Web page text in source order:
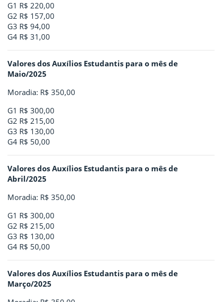
G1 R$ 220,00
G2 R$ 157,00
G3 R$ 94,00
G4 R$ 31,00
Valores dos Auxílios Estudantis para o mês de
Maio/2025
Moradia: R$ 350,00
G1 R$ 300,00
G2 R$ 215,00
G3 R$ 130,00
G4 R$ 50,00
Valores dos Auxílios Estudantis para o mês de
Abril/2025
Moradia: R$ 350,00
G1 R$ 300,00
G2 R$ 215,00
G3 R$ 130,00
G4 R$ 50,00
Valores dos Auxílios Estudantis para o mês de
Março/2025